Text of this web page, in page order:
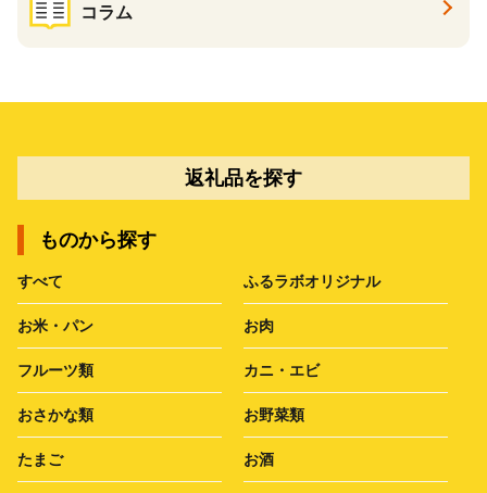
コラム
返礼品を探す
ものから探す
すべて ふるラボオリジナル
お米・パン お肉
フルーツ類 カニ・エビ
おさかな類 お野菜類
たまご お酒